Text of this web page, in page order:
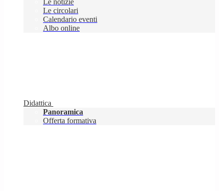
Le notizie
Le circolari
Calendario eventi
Albo online
Didattica
Panoramica
Offerta formativa